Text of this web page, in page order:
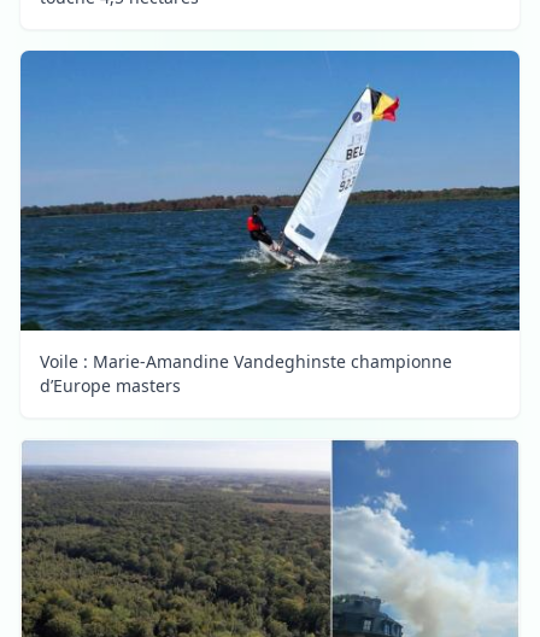
Voile : Marie-Amandine Vandeghinste championne
d’Europe masters